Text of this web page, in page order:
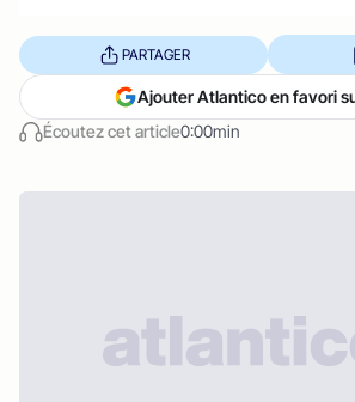
Écoutez cet article0:00min
PARTAGER
Ajouter Atlantico en favori